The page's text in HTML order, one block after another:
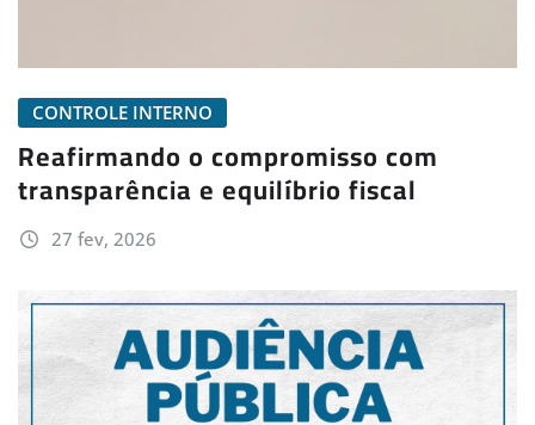
CONTROLE INTERNO
Reafirmando o compromisso com
transparência e equilíbrio fiscal
27 fev, 2026